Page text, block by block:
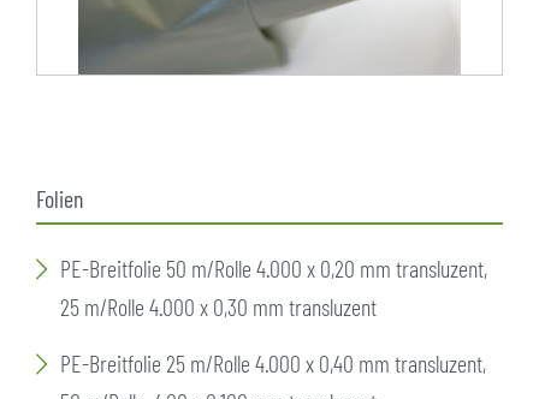
Folien
PE-Breitfolie 50 m/Rolle 4.000 x 0,20 mm transluzent,
25 m/Rolle 4.000 x 0,30 mm transluzent
PE-Breitfolie 25 m/Rolle 4.000 x 0,40 mm transluzent,